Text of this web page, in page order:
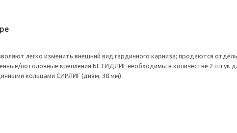
легко изменить внешний вид гардинного карниза; продаются
потолочные крепления БЕТИДЛИГ необходимы в количестве 2 штук
кольцами СИРЛИГ (диам. 38 мм).